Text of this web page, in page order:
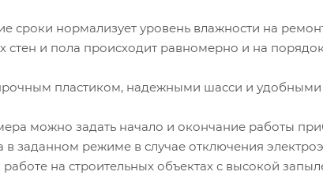
сроки нормализует уровень влажности на
стен и пола происходит равномерно и на
пластиком, надежными шасси и
можно задать начало и окончание работы
в заданном режиме в случае отключения
на строительных объектах с высокой